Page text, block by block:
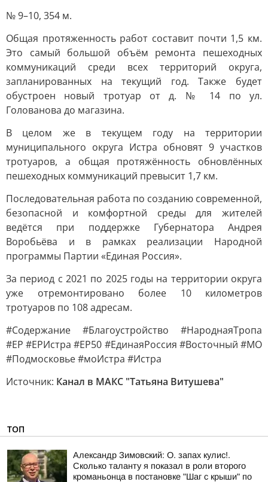
№ 9–10, 354 м.
Общая протяженность работ составит почти 1,5 км.
Это самый большой объём ремонта пешеходных
коммуникаций среди всех территорий округа,
запланированных на текущий год. Также будет
обустроен новый тротуар от д. № 14 по ул.
Голованова до магазина.
В целом же в текущем году на территории
муниципального округа Истра обновят 9 участков
тротуаров, а общая протяжённость обновлённых
пешеходных коммуникаций превысит 1,7 км.
Последовательная работа по созданию современной,
безопасной и комфортной среды для жителей
ведётся при поддержке Губернатора Андрея
Воробьёва и в рамках реализации Народной
программы Партии «Единая Россия».
За период с 2021 по 2025 годы на территории округа
уже отремонтировано более 10 километров
тротуаров по 108 адресам.
#Содержание #Благоустройство #НароднаяТропа
#ЕР #ЕРИстра #ЕР50 #ЕдинаяРоссия #Восточный #МО
#Подмосковье #моИстра #Истра
Источник: Канал в МАКС "Татьяна Витушева"
ТОП
Александр Зимовский: О. запах кулис!.
Сколько таланту я показал в роли второго
кроманьонца в постановке "Шаг с крыши" по